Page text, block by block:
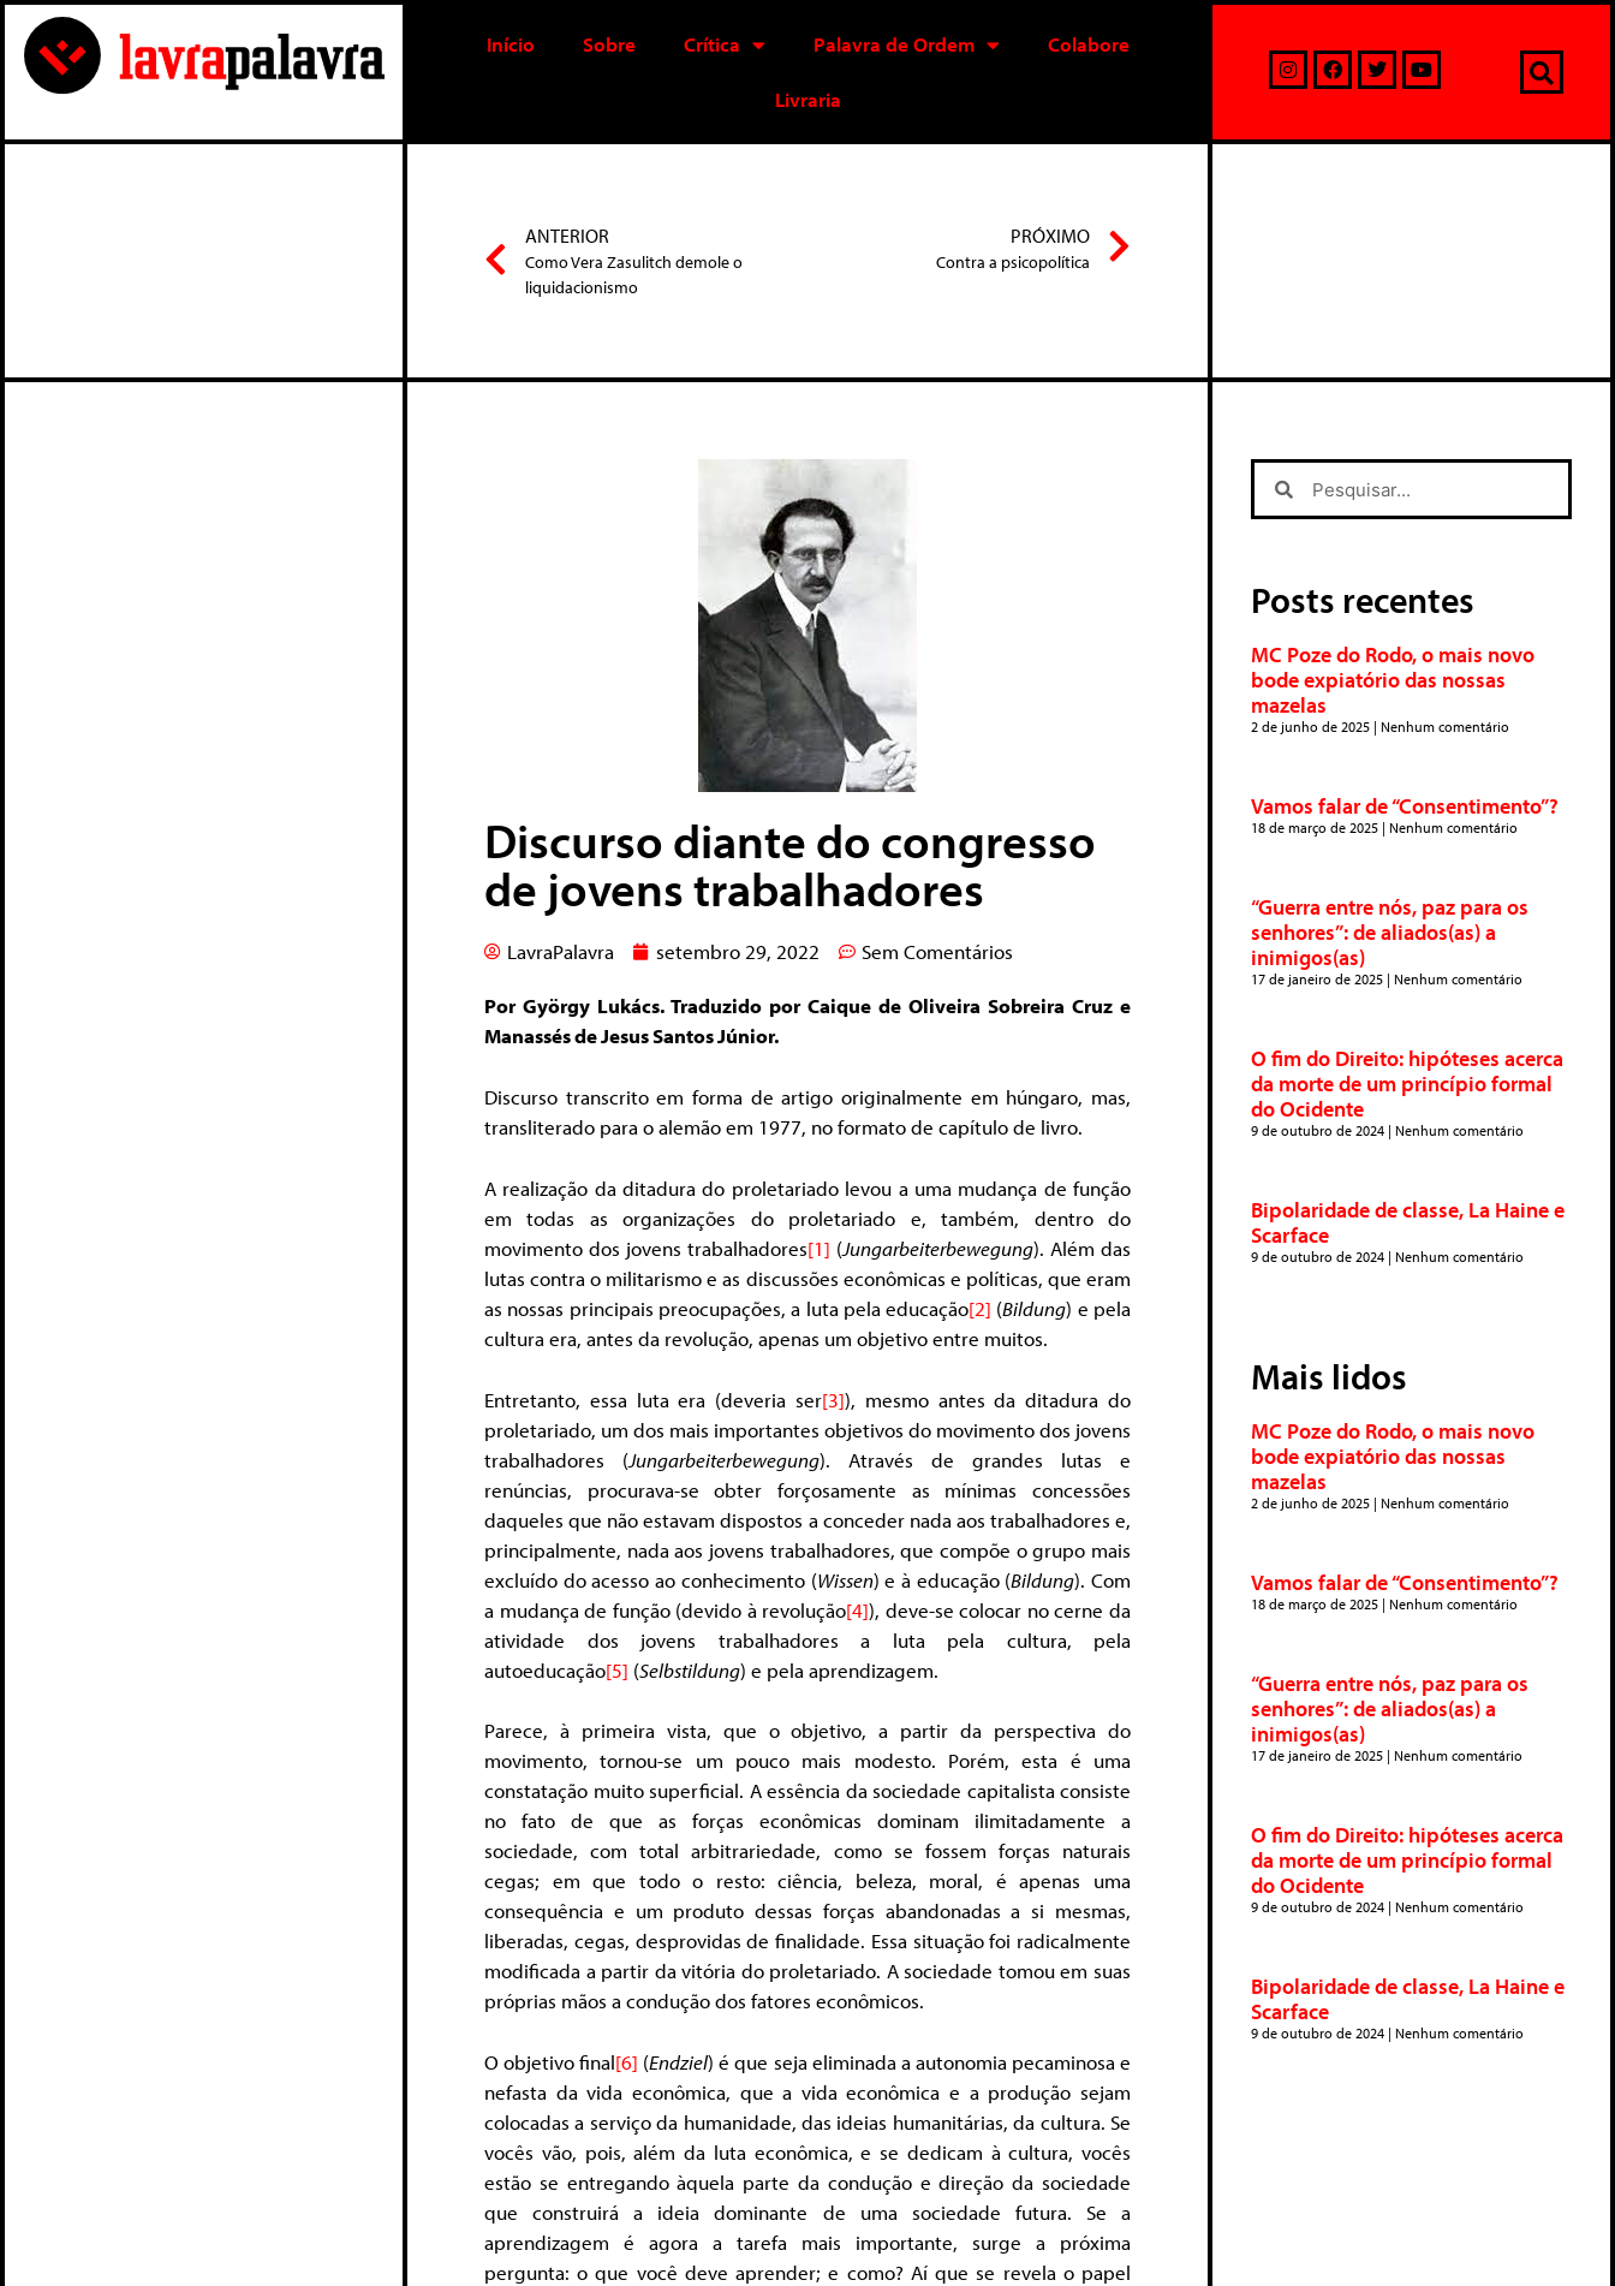
Início Sobre Crítica Palavra de Ordem Colabore
Livraria
ANTERIOR
Como Vera Zasulitch demole o
liquidacionismo
PRÓXIMO
Contra a psicopolítica
Discurso diante do congresso
de jovens trabalhadores
LavraPalavra setembro 29, 2022 Sem Comentários
Por György Lukács. Traduzido por Caique de Oliveira Sobreira Cruz e
Manassés de Jesus Santos Júnior.
Discurso transcrito em forma de artigo originalmente em húngaro, mas,
transliterado para o alemão em 1977, no formato de capítulo de livro.
A realização da ditadura do proletariado levou a uma mudança de função
em todas as organizações do proletariado e, também, dentro do
movimento dos jovens trabalhadores[1] (Jungarbeiterbewegung). Além das
lutas contra o militarismo e as discussões econômicas e políticas, que eram
as nossas principais preocupações, a luta pela educação[2] (Bildung) e pela
cultura era, antes da revolução, apenas um objetivo entre muitos.
Entretanto, essa luta era (deveria ser[3]), mesmo antes da ditadura do
proletariado, um dos mais importantes objetivos do movimento dos jovens
trabalhadores (Jungarbeiterbewegung). Através de grandes lutas e
renúncias, procurava-se obter forçosamente as mínimas concessões
daqueles que não estavam dispostos a conceder nada aos trabalhadores e,
principalmente, nada aos jovens trabalhadores, que compõe o grupo mais
excluído do acesso ao conhecimento (Wissen) e à educação (Bildung). Com
a mudança de função (devido à revolução[4]), deve-se colocar no cerne da
atividade dos jovens trabalhadores a luta pela cultura, pela
autoeducação[5] (Selbstildung) e pela aprendizagem.
Parece, à primeira vista, que o objetivo, a partir da perspectiva do
movimento, tornou-se um pouco mais modesto. Porém, esta é uma
constatação muito superficial. A essência da sociedade capitalista consiste
no fato de que as forças econômicas dominam ilimitadamente a
sociedade, com total arbitrariedade, como se fossem forças naturais
cegas; em que todo o resto: ciência, beleza, moral, é apenas uma
consequência e um produto dessas forças abandonadas a si mesmas,
liberadas, cegas, desprovidas de finalidade. Essa situação foi radicalmente
modificada a partir da vitória do proletariado. A sociedade tomou em suas
próprias mãos a condução dos fatores econômicos.
O objetivo final[6] (Endziel) é que seja eliminada a autonomia pecaminosa e
nefasta da vida econômica, que a vida econômica e a produção sejam
colocadas a serviço da humanidade, das ideias humanitárias, da cultura. Se
vocês vão, pois, além da luta econômica, e se dedicam à cultura, vocês
estão se entregando àquela parte da condução e direção da sociedade
que construirá a ideia dominante de uma sociedade futura. Se a
aprendizagem é agora a tarefa mais importante, surge a próxima
pergunta: o que você deve aprender; e como? Aí que se revela o papel
Posts recentes
MC Poze do Rodo, o mais novo
bode expiatório das nossas
mazelas
2 de junho de 2025 Nenhum comentário
Vamos falar de “Consentimento”?
18 de março de 2025 Nenhum comentário
“Guerra entre nós, paz para os
senhores”: de aliados(as) a
inimigos(as)
17 de janeiro de 2025 Nenhum comentário
O fim do Direito: hipóteses acerca
da morte de um princípio formal
do Ocidente
9 de outubro de 2024 Nenhum comentário
Bipolaridade de classe, La Haine e
Scarface
9 de outubro de 2024 Nenhum comentário
Mais lidos
MC Poze do Rodo, o mais novo
bode expiatório das nossas
mazelas
2 de junho de 2025 Nenhum comentário
Vamos falar de “Consentimento”?
18 de março de 2025 Nenhum comentário
“Guerra entre nós, paz para os
senhores”: de aliados(as) a
inimigos(as)
17 de janeiro de 2025 Nenhum comentário
O fim do Direito: hipóteses acerca
da morte de um princípio formal
do Ocidente
9 de outubro de 2024 Nenhum comentário
Bipolaridade de classe, La Haine e
Scarface
9 de outubro de 2024 Nenhum comentário